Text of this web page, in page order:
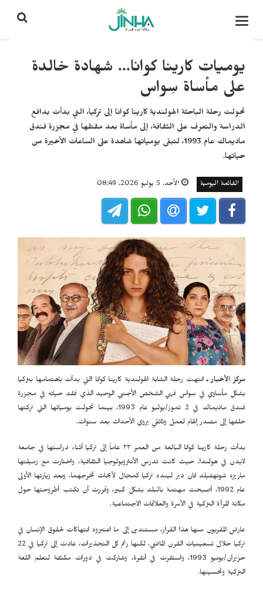
التحكم
يوميات كارينا كوانا... شهادة خالدة
على مأساة سِواس
تحولت رحلة الباحثة الهولندية كارينا كوانا إلى تركيا، التي بدأت بدافع
الدراسة والتعرف على الثقافة، إلى مأساة بعد مقتلها في مجزرة فندق
ماديماك عام 1993، لتبقى يومياتها شاهدة على الساعات الأخيرة من
حياتها.
القائمة اليومية الأحد, 5 يوليو 2026, 08:49
مركز الأخبار ـانتهت رحلة الشابة الهولندية كارينا كوانا التي بدأت باهتمامها بتركيا
بشكل مأساوي في سِواس فهي الشخص الأجنبي الوحيد الذي فقد حياته في مجزرة
فندق ماديماك في 2 تموز/يوليو عام 1993، بينما تحولت يومياتها التي تركتها
خلفها إلى مصدر إلهام لعمل وثائقي يروي الأحداث بعد سنوات.
بدأت رحلة كارينا كوانا البالغة من العمر ٢٣ عاماً إلى تركيا أثناء دراستها في جامعة
لايدن في هولندا، حيث كانت تدرس الأنثروبولوجيا الثقافية، واختارت مع زميلتها
ماريزه شونهفيلد فان دير لينده تركيا كمجال لأبحاث تخرجهما، وبعد زيارتها الأولى
عام 1992، أصبحت مهتمة بالبلد بشكل كبير، وقررت أن تكتب أطروحتها حول
مكانة المرأة التركية في الأسرة والعلاقات الاجتماعية.
عارض المقربون منها هذا القرار، مستندين إلى ما اعتبروه انتهاكات لحقوق الإنسان في
تركيا خلال تسعينيات القرن الماضي، لكنها رغم كل التحذيرات، عادت إلى تركيا في 22
حزيران/يونيو 1993، واستقرت في أنقرة، وشاركت في دورات مكثفة لتعلم اللغة
التركية وتحسينها.